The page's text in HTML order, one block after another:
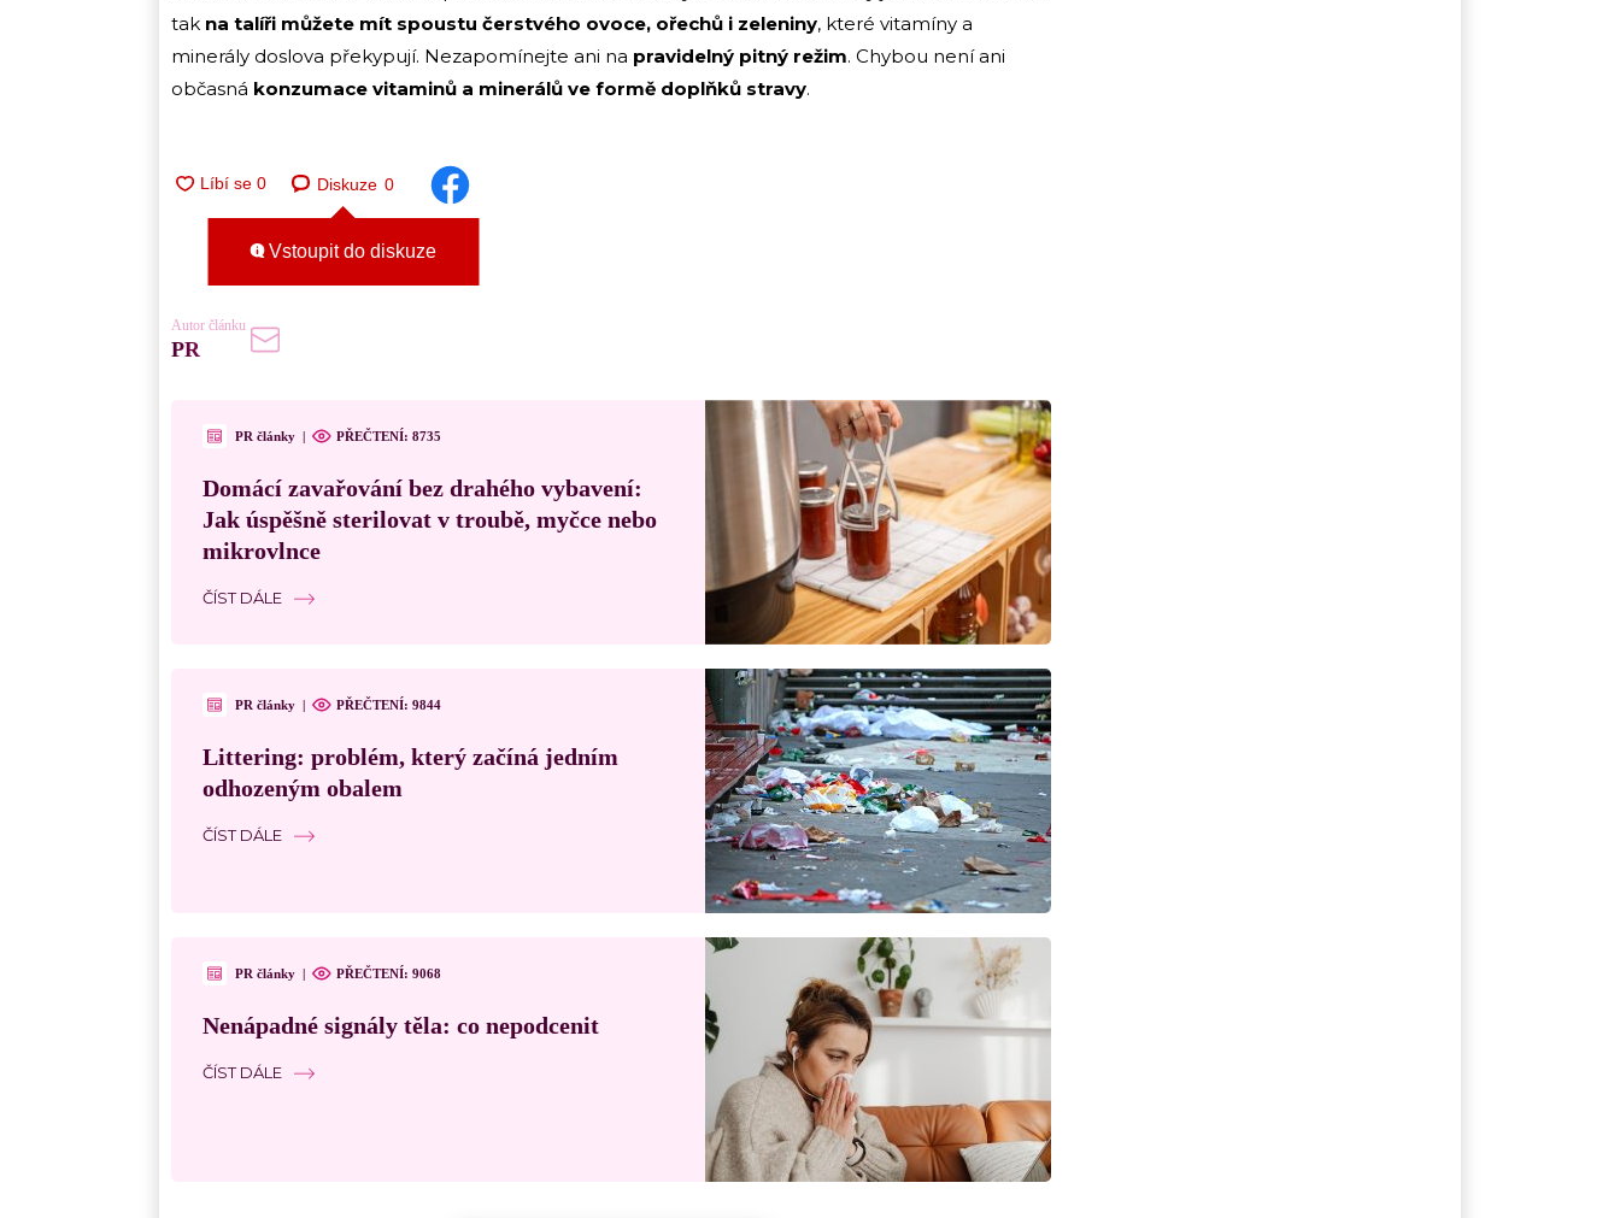
tak na talíři můžete mít spoustu čerstvého ovoce, ořechů i zeleniny, které vitamíny a
minerály doslova překypují. Nezapomínejte ani na pravidelný pitný režim. Chybou není ani
občasná konzumace vitaminů a minerálů ve formě doplňků stravy.
Diskuze 0
Vstoupit do diskuze
Autor článku
PR
PR články | PŘEČTENÍ: 8735
Domácí zavařování bez drahého vybavení:
Jak úspěšně sterilovat v troubě, myčce nebo
mikrovlnce
ČÍST DÁLE
PR články | PŘEČTENÍ: 9844
Littering: problém, který začíná jedním
odhozeným obalem
ČÍST DÁLE
PR články | PŘEČTENÍ: 9068
Nenápadné signály těla: co nepodcenit
ČÍST DÁLE